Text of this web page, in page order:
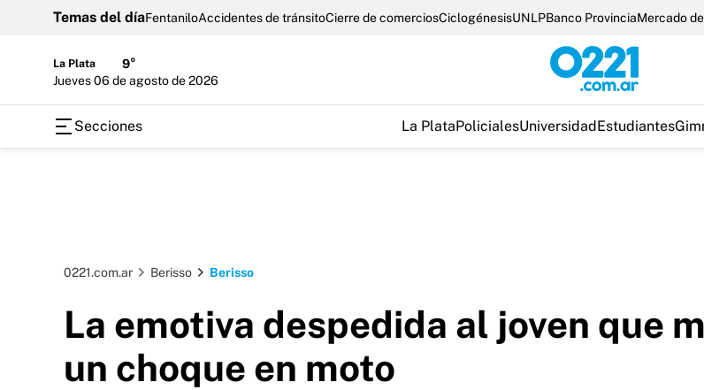
Temas del díaFentaniloAccidentes de tránsitoCierre de comerciosCiclogénesisUNLPBanco ProvinciaMercado
La Plata
9°
jueves 06 de agosto de 2026
Secciones La PlataPolicialesUniversidadEstudiantes
0221.com.ar Berisso Berisso
La emotiva despedida al joven que
un choque en moto